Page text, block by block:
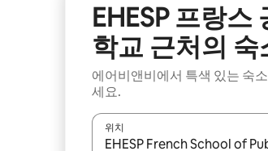
EHESP 프랑스
학교 근처의 숙
에어비앤비에서 특색 있는 숙
세요.
위치
결과가 나오면 위·아래 화살표